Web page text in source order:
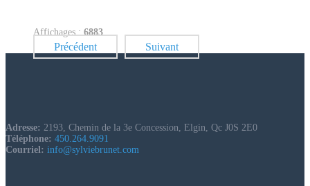
Affichages :6883
Précédent Suivant
Adresse: 2193, Chemin de la 3e Concession, Elgin, Qc J0S 2E0
Téléphone: 450.264.9091
Courriel: info@sylviebrunet.com